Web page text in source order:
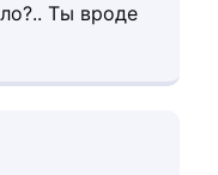
Ты вроде